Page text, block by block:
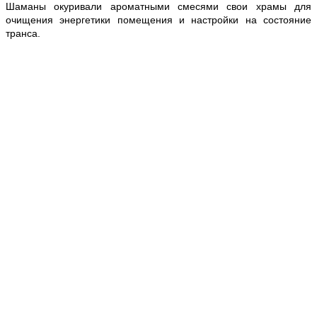
Шаманы окуривали ароматными смесями свои храмы для
очищения энергетики помещения и настройки на состояние
транса.